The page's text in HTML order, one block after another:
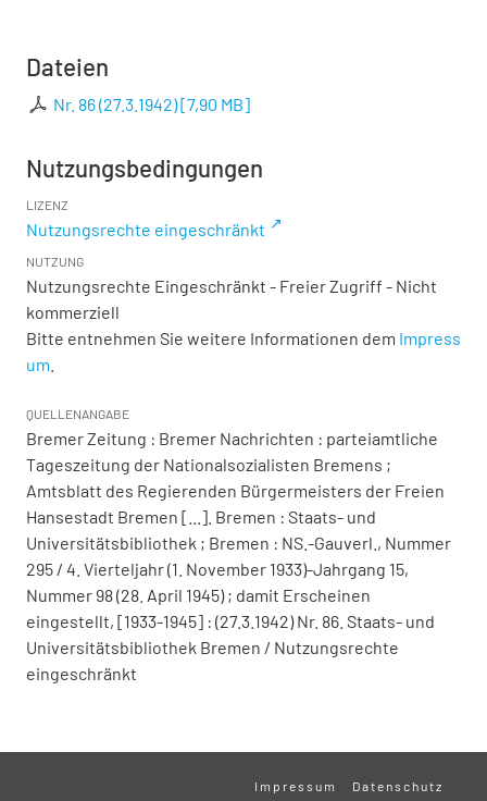
Dateien
Nr. 86 (27.3.1942)[7,90 MB]
Nutzungsbedingungen
LIZENZ
Nutzungsrechte eingeschränkt
NUTZUNG
Nutzungsrechte Eingeschränkt - Freier Zugriff - Nicht
kommerziell
Bitte entnehmen Sie weitere Informationen dem Impress
um
QUELLENANGABE
Bremer Zeitung : Bremer Nachrichten : parteiamtliche
Tageszeitung der Nationalsozialisten Bremens ;
Amtsblatt des Regierenden Bürgermeisters der Freien
Hansestadt Bremen [...]. Bremen : Staats- und
Universitätsbibliothek ; Bremen : NS.-Gauverl., Nummer
295 / 4. Vierteljahr (1. November 1933)-Jahrgang 15,
Nummer 98 (28. April 1945) ; damit Erscheinen
eingestellt, [1933-1945] : (27.3.1942) Nr. 86. Staats- und
Universitätsbibliothek Bremen / Nutzungsrechte
eingeschränkt
Impressum Datenschutz